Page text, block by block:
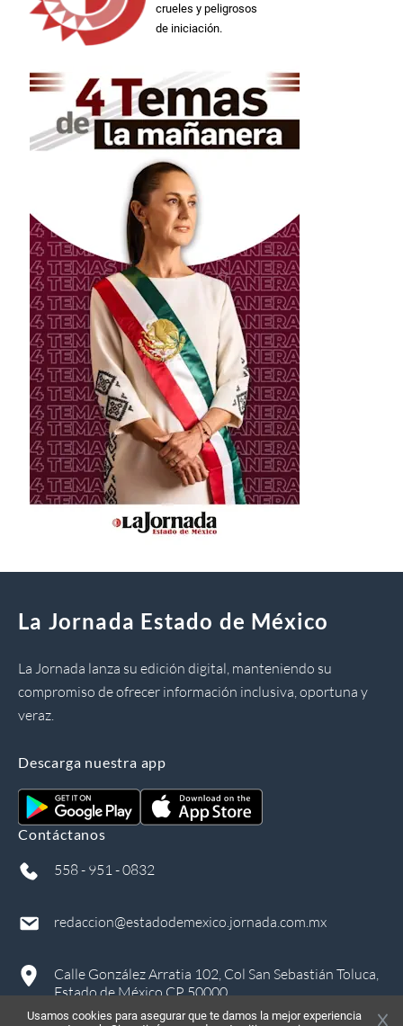
crueles y peligrosos
de iniciación.
La Jornada Estado de México
La Jornada lanza su edición digital, manteniendo su
compromiso de ofrecer información inclusiva, oportuna y
veraz.
Descarga nuestra app
Contáctanos
558 - 951 - 0832
redaccion@estadodemexico.jornada.com.mx
Calle González Arratia 102, Col San Sebastián Toluca,
Estado de México CP 50000
Usamos cookies para asegurar que te damos la mejor experiencia